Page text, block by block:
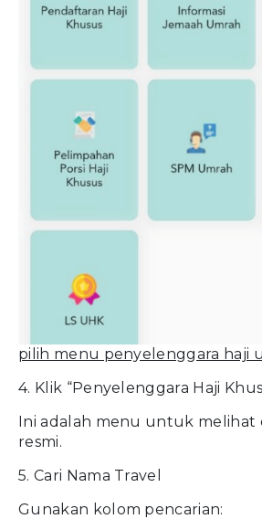
pilih menu penyelenggara haji
4. Klik “Penyelenggara Haji
Ini adalah menu untuk melihat
resmi.
5. Cari Nama Travel
Gunakan kolom pencarian: